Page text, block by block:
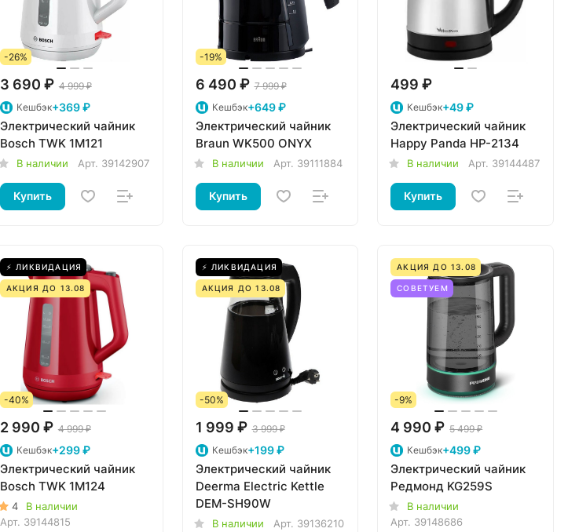
-26%
3 690 ₽ 4 999 ₽
Кешбэк+369 ₽
Электрический чайник
Bosch TWK 1M121
В наличии Арт. 39142907
Купить
-19%
6 490 ₽ 7 999 ₽
Кешбэк+649 ₽
Электрический чайник
Braun WK500 ONYX
В наличии Арт. 39111884
Купить
499 ₽
Кешбэк+49 ₽
Электрический чайник
Happy Panda HP-2134
В наличии Арт. 39144487
Купить
⚡ ЛИКВИДАЦИЯ
АКЦИЯ ДО 13.08
-40%
2 990 ₽ 4 999 ₽
Кешбэк+299 ₽
Электрический чайник
Bosch TWK 1M124
4
В наличии
Арт. 39144815
⚡ ЛИКВИДАЦИЯ
АКЦИЯ ДО 13.08
-50%
1 999 ₽ 3 999 ₽
Кешбэк+199 ₽
Электрический чайник
Deerma Electric Kettle
DEM-SH90W
В наличии Арт. 39136210
АКЦИЯ ДО 13.08
СОВЕТУЕМ
-9%
4 990 ₽ 5 499 ₽
Кешбэк+499 ₽
Электрический чайник
Редмонд KG259S
В наличии
Арт. 39148686